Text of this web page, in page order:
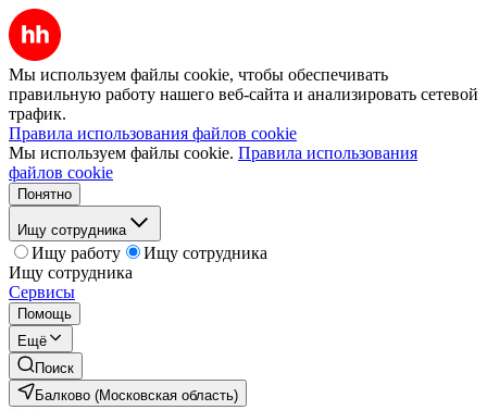
Мы используем файлы cookie, чтобы обеспечивать
правильную работу нашего веб-сайта и анализировать сетевой
трафик.
Правила использования файлов cookie
Мы используем файлы cookie. Правила использования
файлов cookie
Понятно
Ищу сотрудника
Ищу работу
Ищу сотрудника
Ищу сотрудника
Сервисы
Помощь
Ещё
Поиск
Балково (Московская область)